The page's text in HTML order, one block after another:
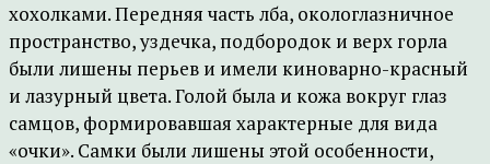
хохолками. Передняя часть лба, окологлазничное
пространство, уздечка, подбородок и верх горла
были лишены перьев и имели киноварно-красный
и лазурный цвета. Голой была и кожа вокруг глаз
самцов, формировавшая характерные для вида
«очки». Самки были лишены этой особенности,